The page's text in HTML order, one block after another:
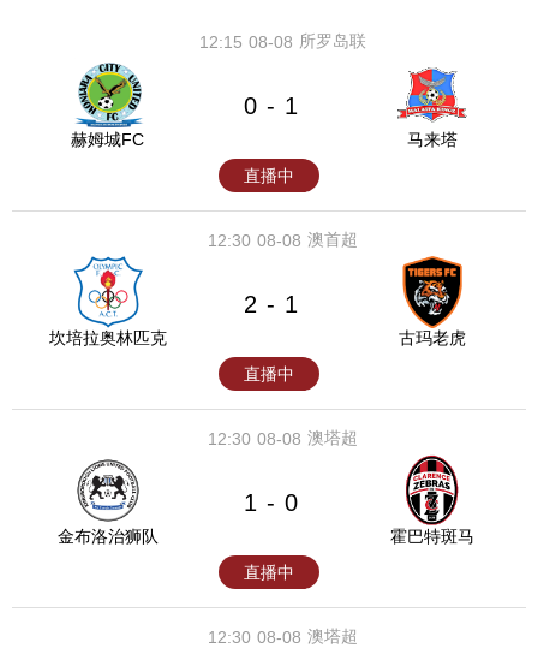
08-08
12:15 所罗岛联
赫姆城FC
0 - 1
马来塔
直播中
08-08
12:30 澳首超
坎培拉奥林匹克
2 - 1
古玛老虎
直播中
08-08
12:30 澳塔超
金布洛治狮队
1 - 0
霍巴特斑马
直播中
08-08
12:30 澳塔超